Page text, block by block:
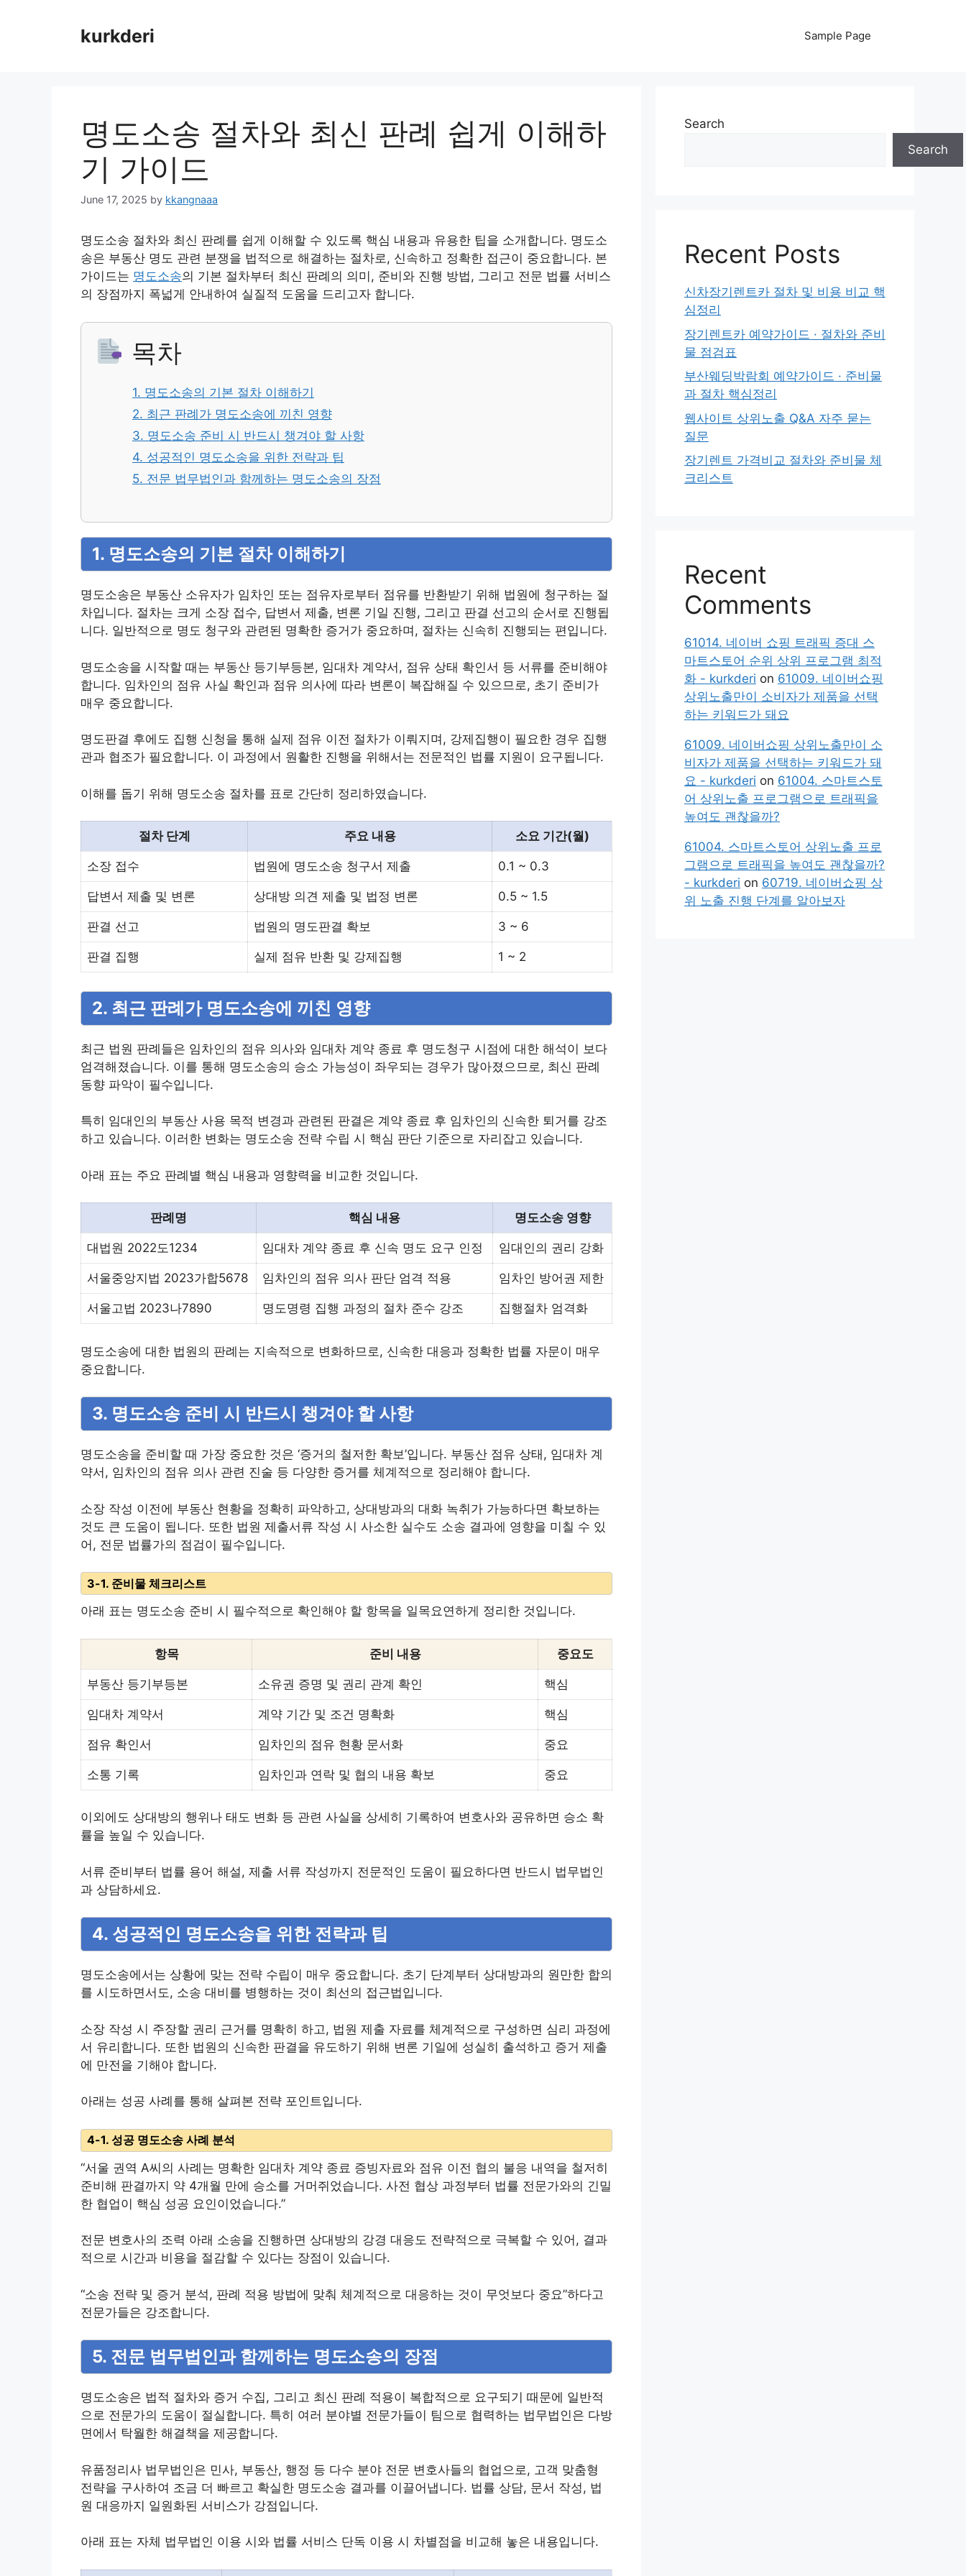
kurkderi Sample Page
명도소송 절차와 최신 판례 쉽게 이해하
기 가이드
June 17, 2025 by kkangnaaa
명도소송 절차와 최신 판례를 쉽게 이해할 수 있도록 핵심 내용과 유용한 팁을 소개합니다. 명도소
송은 부동산 명도 관련 분쟁을 법적으로 해결하는 절차로, 신속하고 정확한 접근이 중요합니다. 본
가이드는 명도소송의 기본 절차부터 최신 판례의 의미, 준비와 진행 방법, 그리고 전문 법률 서비스
의 장점까지 폭넓게 안내하여 실질적 도움을 드리고자 합니다.
목차
1. 명도소송의 기본 절차 이해하기
2. 최근 판례가 명도소송에 끼친 영향
3. 명도소송 준비 시 반드시 챙겨야 할 사항
4. 성공적인 명도소송을 위한 전략과 팁
5. 전문 법무법인과 함께하는 명도소송의 장점
1. 명도소송의 기본 절차 이해하기
명도소송은 부동산 소유자가 임차인 또는 점유자로부터 점유를 반환받기 위해 법원에 청구하는 절
차입니다. 절차는 크게 소장 접수, 답변서 제출, 변론 기일 진행, 그리고 판결 선고의 순서로 진행됩
니다. 일반적으로 명도 청구와 관련된 명확한 증거가 중요하며, 절차는 신속히 진행되는 편입니다.
명도소송을 시작할 때는 부동산 등기부등본, 임대차 계약서, 점유 상태 확인서 등 서류를 준비해야
합니다. 임차인의 점유 사실 확인과 점유 의사에 따라 변론이 복잡해질 수 있으므로, 초기 준비가
매우 중요합니다.
명도판결 후에도 집행 신청을 통해 실제 점유 이전 절차가 이뤄지며, 강제집행이 필요한 경우 집행
관과 협조가 필요합니다. 이 과정에서 원활한 진행을 위해서는 전문적인 법률 지원이 요구됩니다.
이해를 돕기 위해 명도소송 절차를 표로 간단히 정리하였습니다.
절차 단계 주요 내용 소요 기간(월)
소장 접수 법원에 명도소송 청구서 제출 0.1 ~ 0.3
답변서 제출 및 변론 상대방 의견 제출 및 법정 변론 0.5 ~ 1.5
판결 선고 법원의 명도판결 확보 3 ~ 6
판결 집행 실제 점유 반환 및 강제집행 1 ~ 2
2. 최근 판례가 명도소송에 끼친 영향
최근 법원 판례들은 임차인의 점유 의사와 임대차 계약 종료 후 명도청구 시점에 대한 해석이 보다
엄격해졌습니다. 이를 통해 명도소송의 승소 가능성이 좌우되는 경우가 많아졌으므로, 최신 판례
동향 파악이 필수입니다.
특히 임대인의 부동산 사용 목적 변경과 관련된 판결은 계약 종료 후 임차인의 신속한 퇴거를 강조
하고 있습니다. 이러한 변화는 명도소송 전략 수립 시 핵심 판단 기준으로 자리잡고 있습니다.
아래 표는 주요 판례별 핵심 내용과 영향력을 비교한 것입니다.
판례명 핵심 내용 명도소송 영향
대법원 2022도1234 임대차 계약 종료 후 신속 명도 요구 인정 임대인의 권리 강화
서울중앙지법 2023가합5678 임차인의 점유 의사 판단 엄격 적용 임차인 방어권 제한
서울고법 2023나7890 명도명령 집행 과정의 절차 준수 강조 집행절차 엄격화
명도소송에 대한 법원의 판례는 지속적으로 변화하므로, 신속한 대응과 정확한 법률 자문이 매우
중요합니다.
3. 명도소송 준비 시 반드시 챙겨야 할 사항
명도소송을 준비할 때 가장 중요한 것은 ‘증거의 철저한 확보’입니다. 부동산 점유 상태, 임대차 계
약서, 임차인의 점유 의사 관련 진술 등 다양한 증거를 체계적으로 정리해야 합니다.
소장 작성 이전에 부동산 현황을 정확히 파악하고, 상대방과의 대화 녹취가 가능하다면 확보하는
것도 큰 도움이 됩니다. 또한 법원 제출서류 작성 시 사소한 실수도 소송 결과에 영향을 미칠 수 있
어, 전문 법률가의 점검이 필수입니다.
3-1. 준비물 체크리스트
아래 표는 명도소송 준비 시 필수적으로 확인해야 할 항목을 일목요연하게 정리한 것입니다.
항목 준비 내용 중요도
부동산 등기부등본 소유권 증명 및 권리 관계 확인 핵심
임대차 계약서 계약 기간 및 조건 명확화 핵심
점유 확인서 임차인의 점유 현황 문서화 중요
소통 기록 임차인과 연락 및 협의 내용 확보 중요
이외에도 상대방의 행위나 태도 변화 등 관련 사실을 상세히 기록하여 변호사와 공유하면 승소 확
률을 높일 수 있습니다.
서류 준비부터 법률 용어 해설, 제출 서류 작성까지 전문적인 도움이 필요하다면 반드시 법무법인
과 상담하세요.
4. 성공적인 명도소송을 위한 전략과 팁
명도소송에서는 상황에 맞는 전략 수립이 매우 중요합니다. 초기 단계부터 상대방과의 원만한 합의
를 시도하면서도, 소송 대비를 병행하는 것이 최선의 접근법입니다.
소장 작성 시 주장할 권리 근거를 명확히 하고, 법원 제출 자료를 체계적으로 구성하면 심리 과정에
서 유리합니다. 또한 법원의 신속한 판결을 유도하기 위해 변론 기일에 성실히 출석하고 증거 제출
에 만전을 기해야 합니다.
아래는 성공 사례를 통해 살펴본 전략 포인트입니다.
4-1. 성공 명도소송 사례 분석
“서울 권역 A씨의 사례는 명확한 임대차 계약 종료 증빙자료와 점유 이전 협의 불응 내역을 철저히
준비해 판결까지 약 4개월 만에 승소를 거머쥐었습니다. 사전 협상 과정부터 법률 전문가와의 긴밀
한 협업이 핵심 성공 요인이었습니다.”
전문 변호사의 조력 아래 소송을 진행하면 상대방의 강경 대응도 전략적으로 극복할 수 있어, 결과
적으로 시간과 비용을 절감할 수 있다는 장점이 있습니다.
“소송 전략 및 증거 분석, 판례 적용 방법에 맞춰 체계적으로 대응하는 것이 무엇보다 중요”하다고
전문가들은 강조합니다.
5. 전문 법무법인과 함께하는 명도소송의 장점
명도소송은 법적 절차와 증거 수집, 그리고 최신 판례 적용이 복합적으로 요구되기 때문에 일반적
으로 전문가의 도움이 절실합니다. 특히 여러 분야별 전문가들이 팀으로 협력하는 법무법인은 다방
면에서 탁월한 해결책을 제공합니다.
유품정리사 법무법인은 민사, 부동산, 행정 등 다수 분야 전문 변호사들의 협업으로, 고객 맞춤형
전략을 구사하여 조금 더 빠르고 확실한 명도소송 결과를 이끌어냅니다. 법률 상담, 문서 작성, 법
원 대응까지 일원화된 서비스가 강점입니다.
아래 표는 자체 법무법인 이용 시와 법률 서비스 단독 이용 시 차별점을 비교해 놓은 내용입니다.
Search
Search
Recent Posts
신차장기렌트카 절차 및 비용 비교 핵
심정리
장기렌트카 예약가이드 · 절차와 준비
물 점검표
부산웨딩박람회 예약가이드 · 준비물
과 절차 핵심정리
웹사이트 상위노출 Q&A 자주 묻는
질문
장기렌트 가격비교 절차와 준비물 체
크리스트
Recent
Comments
61014. 네이버 쇼핑 트래픽 증대 스
마트스토어 순위 상위 프로그램 최적
화 - kurkderi on 61009. 네이버쇼핑
상위노출만이 소비자가 제품을 선택
하는 키워드가 돼요
61009. 네이버쇼핑 상위노출만이 소
비자가 제품을 선택하는 키워드가 돼
요 - kurkderi on 61004. 스마트스토
어 상위노출 프로그램으로 트래픽을
높여도 괜찮을까?
61004. 스마트스토어 상위노출 프로
그램으로 트래픽을 높여도 괜찮을까?
- kurkderi on 60719. 네이버쇼핑 상
위 노출 진행 단계를 알아보자